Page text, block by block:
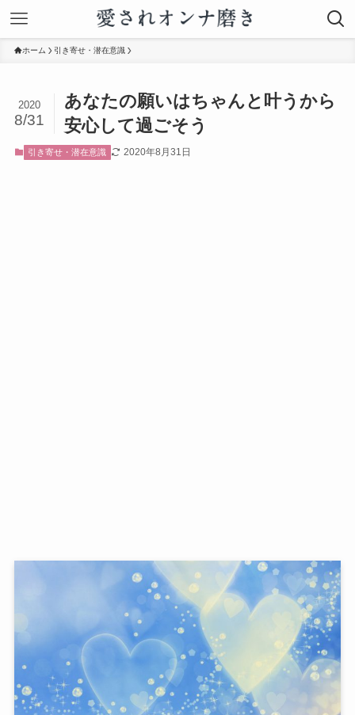
ホーム 引き寄せ・潜在意識
あなたの願いはちゃんと叶うから
安心して過ごそう
2020
8/31
引き寄せ・潜在意識 2020年8月31日